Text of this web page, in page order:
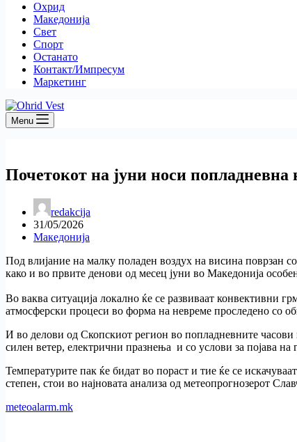
Охрид
Македонија
Свет
Спорт
Останато
Контакт/Импресум
Маркетинг
Menu
Почетокот на јуни носи попладневна
redakcija
31/05/2026
Македонија
Под влијание на малку поладен воздух на висина поврзан
како и во првите денови од месец јуни во Македонија
Во ваква ситуација локално ќе се развиваат конвективни
атмосферски процеси во форма на невреме проследено со
И во делови од Скопскиот регион во попладневните
силен ветер, електрични празнења и со услови за појава на
Температурите пак ќе бидат во пораст и тие ќе се
степен, стои во најновата анализа од метеопрогнозерот
meteoalarm.mk